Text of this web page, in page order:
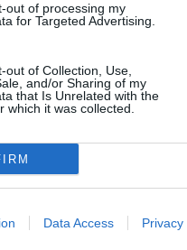
out of processing my
for Targeted Advertising.
out of Collection, Use,
and/or Sharing of my
that Is Unrelated with the
which it was collected.
Data Access Privacy
Minka 14. rész
Minka 13. rész